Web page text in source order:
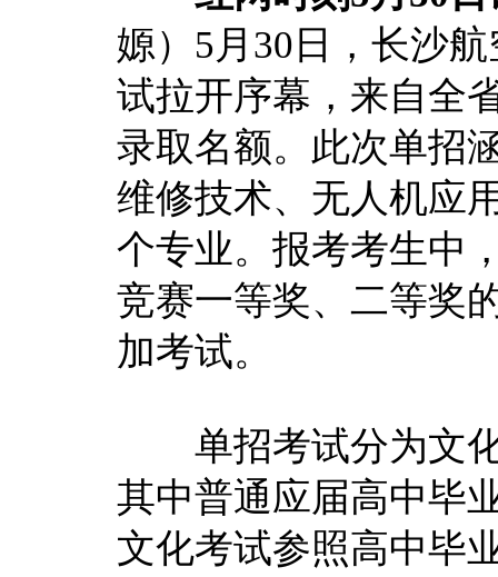
嫄）5月30日，长沙
试拉开序幕，来自全
录取名额。此次单招
维修技术、无人机应
个专业。报考考生中
竞赛一等奖、二等奖
加考试。
单招考试分为文化
其中普通应届高中毕
文化考试参照高中毕